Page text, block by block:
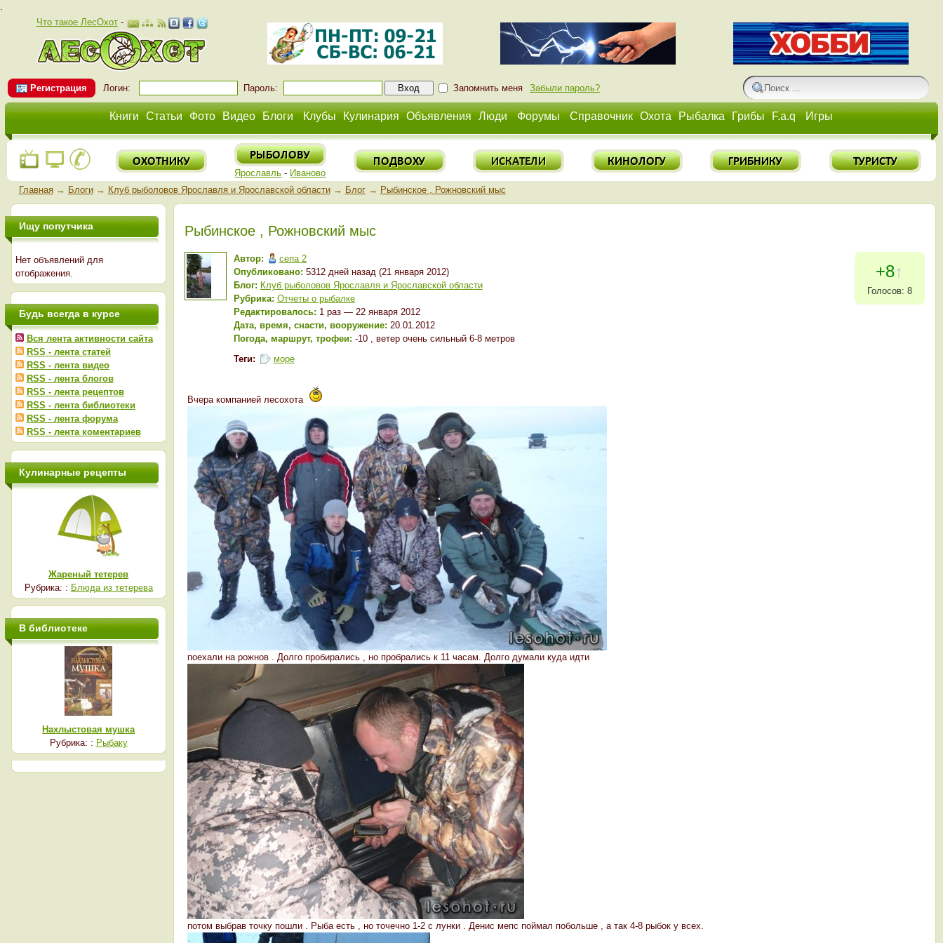
.
Что такое ЛесОхот-
Регистрация Логин: Пароль: Запомнить меня Забыли пароль?
Книги Статьи Фото Видео Блоги Клубы Кулинария Объявления Люди Форумы Справочник Охота Рыбалка Грибы F.a.q Игры
Ярославль - Иваново
Главная→ Блоги→ Клуб рыболовов Ярославля и Ярославской области→ Блог→ Рыбинское , Рожновский мыс
Рыбинское , Рожновский мыс
Автор:
сепа 2
Опубликовано: 5312 дней назад (21 января 2012)
Блог: Клуб рыболовов Ярославля и Ярославской области
Рубрика: Отчеты о рыбалке
Редактировалось: 1 раз — 22 января 2012
Дата, время, снасти, вооружение: 20.01.2012
Погода, маршрут, трофеи: -10 , ветер очень сильный 6-8 метров
Теги:
море
+8↑
Голосов: 8
Вчера компанией лесохота
поехали на рожнов . Долго пробирались , но пробрались к 11 часам. Долго думали куда идти
потом выбрав точку пошли . Рыба есть , но точечно 1-2 с лунки . Денис мепс поймал побольше , а так 4-8 рыбок у всех.
Ищу попутчика
Нет объявлений для
отображения.
Будь всегда в курсе
Вся лента активности сайта
RSS - лента статей
RSS - лента видео
RSS - лента блогов
RSS - лента рецептов
RSS - лента библиотеки
RSS - лента форума
RSS - лента коментариев
Кулинарные рецепты
Жареный тетерев
Рубрика: : Блюда из тетерева
В библиотеке
Нахлыстовая мушка
Рубрика: : Рыбаку